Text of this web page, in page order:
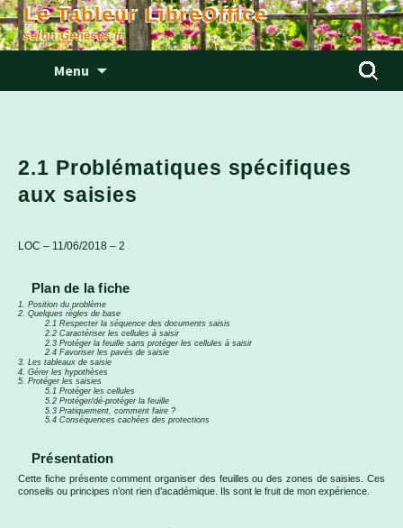
Le Tableur LibreOffice
selon Genèses.fr
Menu
2.1 Problématiques spécifiques
aux saisies
LOC – 11/06/2018 – 2
Plan de la fiche
1. Position du problème
2. Quelques règles de base
2.1 Respecter la séquence des documents saisis
2.2 Caractériser les cellules à saisir
2.3 Protéger la feuille sans protéger les cellules à saisir
2.4 Favoriser les pavés de saisie
3. Les tableaux de saisie
4. Gérer les hypothèses
5. Protéger les saisies
5.1 Protéger les cellules
5.2 Protéger/dé-protéger la feuille
5.3 Pratiquement, comment faire ?
5.4 Conséquences cachées des protections
Présentation
Cette fiche présente comment organiser des feuilles ou des zones de saisies. Ces
conseils ou principes n’ont rien d’académique. Ils sont le fruit de mon expérience.